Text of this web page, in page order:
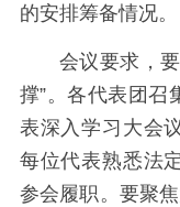
的安排筹备情况。
会议要求，
撑”。各代表团召
表深入学习大会
每位代表熟悉法
参会履职。要聚焦